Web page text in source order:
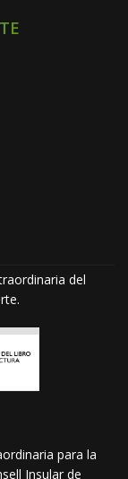
del
para la
Insular de